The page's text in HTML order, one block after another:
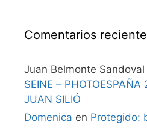
Comentarios
Juan Belmonte Sandoval
SEINE –
JUAN SILIÓ
Domenica en Protegido: